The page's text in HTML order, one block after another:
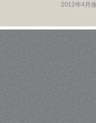
2012年4月